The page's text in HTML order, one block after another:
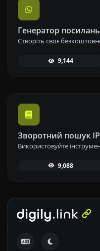
Генератор
9,144
Зворотний пошук IP
9,088